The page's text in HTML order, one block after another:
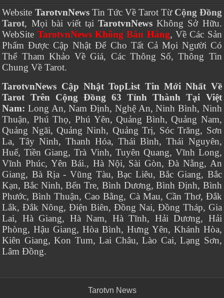
Website TarotvnNewsTin Tức Về Tarot Từ Cộng Đồng
Tarot, Mọi bài viết tạiTarotvnNews Không Sở Hữu.
WebSite TarotvnNews Không Bán Hàng, Về Các Sản
Phẩm Được Cập Nhật Để Cho Tất Cả Mọi Người Có
Thể Tham Khảo Về Giá, Các Thông Số, Thông Tin
Chung Về Tarot.
TarotvnNews Cập Nhật TopList Tin Mới Nhất Về
Tarot Trên Cộng Đồng 63 Tỉnh Thành Tại Việt
Nam: Long An, Nam Định, Nghệ An, Ninh Bình, Ninh
Thuận, Phú Thọ, Phú Yên, Quảng Bình, Quảng Nam,
Quảng Ngãi, Quảng Ninh, Quảng Trị, Sóc Trăng, Sơn
La, Tây Ninh, Thanh Hóa, Thái Bình, Thái Nguyên,
Huế, Tiền Giang, Trà Vinh, Tuyên Quang, Vĩnh Long,
Vĩnh Phúc, Yên Bái., Hà Nội, Sài Gòn, Đà Nẵng, An
Giang, Bà Rịa - Vũng Tàu, Bạc Liêu, Bắc Giang, Bắc
Kạn, Bắc Ninh, Bến Tre, Bình Dương, Bình Định, Bình
Phước, Bình Thuận, Cao Bằng, Cà Mau, Cần Thơ, Đắk
Lắk, Đắk Nông, Điện Biên, Đồng Nai, Đồng Tháp, Gia
Lai, Hà Giang, Hà Nam, Hà Tĩnh, Hải Dương, Hải
Phòng, Hậu Giang, Hòa Bình, Hưng Yên, Khánh Hòa,
Kiên Giang, Kon Tum, Lai Châu, Lào Cai, Lạng Sơn,
Lâm Đồng.
Tarotvn News